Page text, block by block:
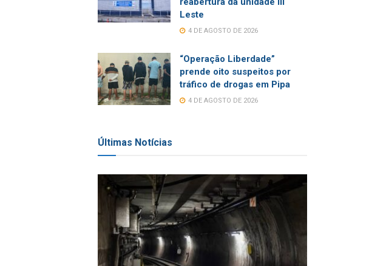
Leste
4 DE AGOSTO DE 2026
“Operação Liberdade”
prende oito suspeitos por
tráfico de drogas em Pipa
4 DE AGOSTO DE 2026
Últimas Notícias